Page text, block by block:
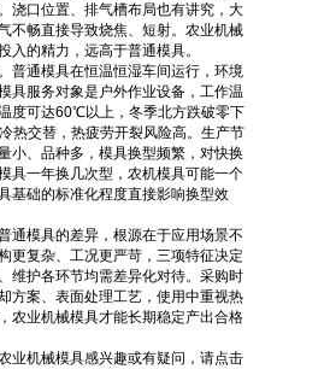
浇口位置、排气槽布局也有讲究，大
不畅直接导致烧焦、短射。农业机械
入的精力，远高于普通模具。
通模具在恒温恒湿车间运行，环境
具服务对象是户外作业设备，工作温
度可达60℃以上，冬季北方跌破零下
热交替，热疲劳开裂风险高。生产节
小、品种多，模具换型频繁，对快换
具一年换几次型，农机模具可能一个
基础的标准化程度直接影响换型效
模具的差异，根源在于应用场景不
更复杂、工况更严苛，三项特征决定
维护各环节均需差异化对待。采购时
方案、表面处理工艺，使用中重视热
农业机械模具才能长期稳定产出合格
机械模具感兴趣或有疑问，请点击